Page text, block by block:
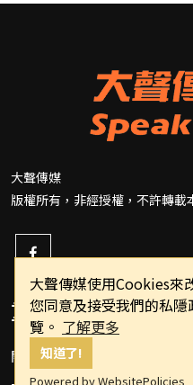
大聲傳媒使用Cookies來
您同意及接受我們的私
覽。 了解更多
知道了!
Powered by WebsitePolicies
大聲傳媒
版權所有，非經授權，不許轉載
重要連結
關於我們